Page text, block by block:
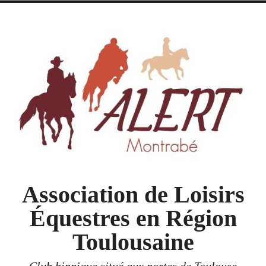
Association de Loisirs
Équestres en Région
Toulousaine